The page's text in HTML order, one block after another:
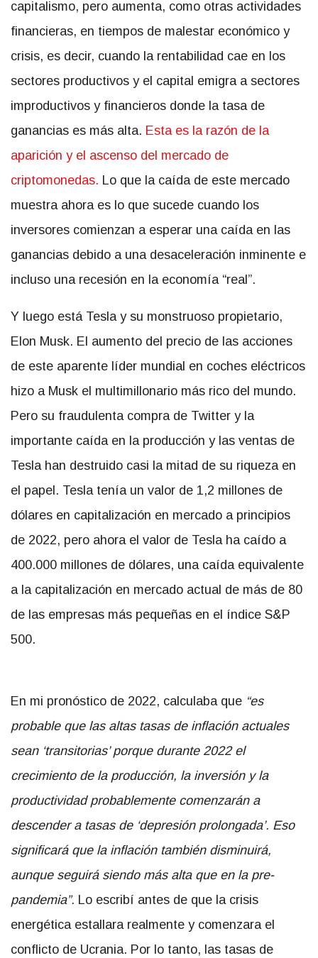
capitalismo, pero aumenta, como otras actividades
financieras, en tiempos de malestar económico y
crisis, es decir, cuando la rentabilidad cae en los
sectores productivos y el capital emigra a sectores
improductivos y financieros donde la tasa de
ganancias es más alta. Esta es la razón de la
aparición y el ascenso del mercado de
criptomonedas. Lo que la caída de este mercado
muestra ahora es lo que sucede cuando los
inversores comienzan a esperar una caída en las
ganancias debido a una desaceleración inminente e
incluso una recesión en la economía “real”.
Y luego está Tesla y su monstruoso propietario,
Elon Musk. El aumento del precio de las acciones
de este aparente líder mundial en coches eléctricos
hizo a Musk el multimillonario más rico del mundo.
Pero su fraudulenta compra de Twitter y la
importante caída en la producción y las ventas de
Tesla han destruido casi la mitad de su riqueza en
el papel. Tesla tenía un valor de 1,2 millones de
dólares en capitalización en mercado a principios
de 2022, pero ahora el valor de Tesla ha caído a
400.000 millones de dólares, una caída equivalente
a la capitalización en mercado actual de más de 80
de las empresas más pequeñas en el índice S&P
500.
En mi pronóstico de 2022, calculaba que “es
probable que las altas tasas de inflación actuales
sean ‘transitorias’ porque durante 2022 el
crecimiento de la producción, la inversión y la
productividad probablemente comenzarán a
descender a tasas de ‘depresión prolongada’. Eso
significará que la inflación también disminuirá,
aunque seguirá siendo más alta que en la pre-
pandemia”. Lo escribí antes de que la crisis
energética estallara realmente y comenzara el
conflicto de Ucrania. Por lo tanto, las tasas de